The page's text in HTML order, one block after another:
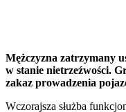
Mężczyzna zatrzymany
w stanie nietrzeźwości.
zakaz prowadzenia
Wczorajsza służba